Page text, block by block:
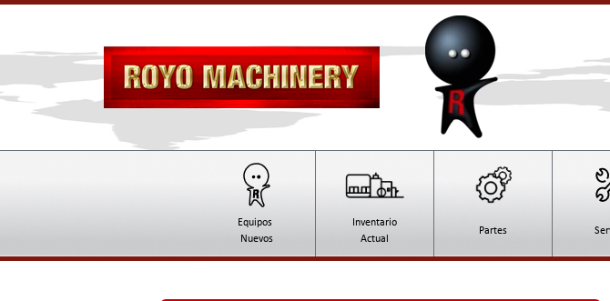
Equipos
Nuevos
Inventario
Actual
Partes